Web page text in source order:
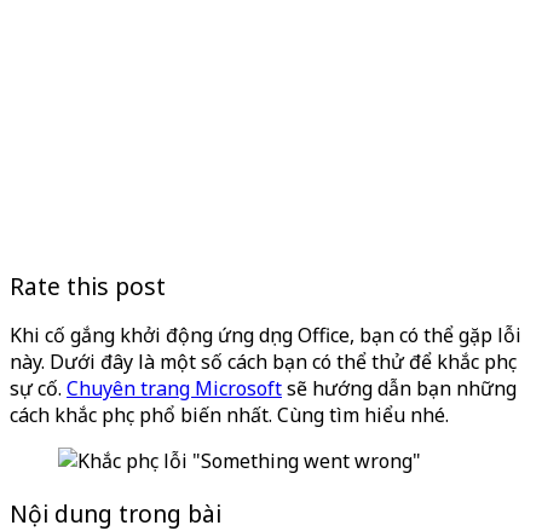
Rate this post
Khi cố gắng khởi động ứng dụng Office, bạn có thể gặp lỗi
này. Dưới đây là một số cách bạn có thể thử để khắc phục
sự cố. Chuyên trang Microsoftsẽ hướng dẫn bạn những
cách khắc phục phổ biến nhất. Cùng tìm hiểu nhé.
Nội dung trong bài